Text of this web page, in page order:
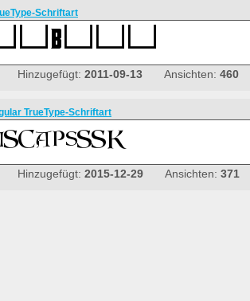
Schriftart
2011-09-13 Ansichten: 460
TrueType-Schriftart
2015-12-29 Ansichten: 371